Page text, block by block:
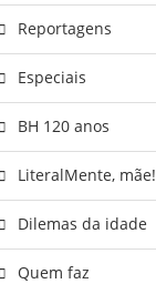
Reportagens
Especiais
BH 120 anos
LiteralMente, mãe!
Dilemas da idade
Quem faz